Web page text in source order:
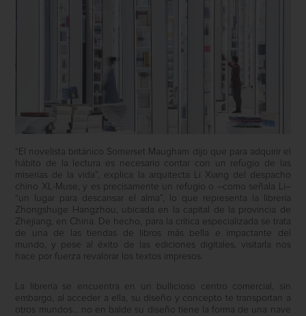
“El novelista británico Somerset Maugham dijo que para adquirir el
hábito de la lectura es necesario contar con un refugio de las
miserias de la vida”, explica la arquitecta Li Xiang del despacho
chino XL-Muse, y es precisamente un refugio o –como señala Li–
“un lugar para descansar el alma”, lo que representa la librería
Zhongshuge Hangzhou, ubicada en la capital de la provincia de
Zhejiang, en China. De hecho, para la crítica especializada se trata
de una de las tiendas de libros más bella e impactante del
mundo, y pese al éxito de las ediciones digitales, visitarla nos
hace por fuerza revalorar los textos impresos.
La librería se encuentra en un bullicioso centro comercial, sin
embargo, al acceder a ella, su diseño y concepto te transportan a
otros mundos… no en balde su diseño tiene la forma de una nave